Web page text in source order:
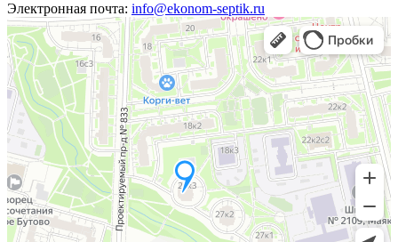
Электронная почта: info@ekonom-septik.ru